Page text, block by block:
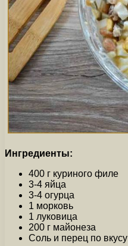
Ингредиенты:
400 г куриного филе
3-4 яйца
3-4 огурца
1 морковь
1 луковица
200 г майонеза
Соль и перец по вкусу